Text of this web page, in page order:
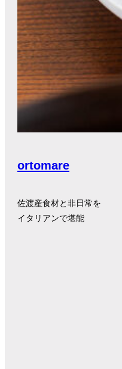
ortomare
佐渡産食材と非日常を
イタリアンで堪能